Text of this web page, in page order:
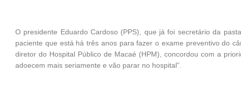
O presidente Eduardo Cardoso (PPS), que já foi secretário da
paciente que está há três anos para fazer o exame preventivo do
diretor do Hospital Público de Macaé (HPM), concordou com a
adoecem mais seriamente e vão parar no hospital”.